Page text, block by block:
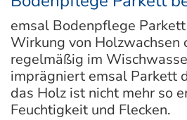
emsal Bodenpflege
Wirkung von Holzwachsen
regelmäßig im
imprägniert emsal Parkett
das Holz ist nicht mehr so
Feuchtigkeit und Flecken.